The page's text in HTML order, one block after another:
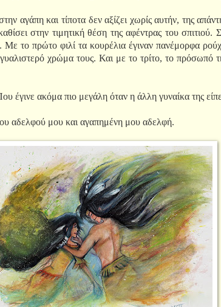
αγάπη και τίποτα δεν αξίζει χωρίς αυτήν, της
στην τιμητική θέση της αφέντρας του
Με το πρώτο φιλί τα κουρέλια έγιναν πανέμορφα
χρώμα τους. Και με το τρίτο, το πρόσωπό
έγινε ακόμα πιο μεγάλη όταν η άλλη γυναίκα της
αδελφού μου και αγαπημένη μου αδελφή.